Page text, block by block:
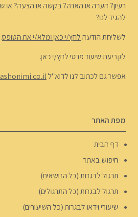
רעיון? הערה או הארה? בקשה או הצעה? או
להגיד לנו?
לשליחת הודעהלחץ/י כאן ומלא/י את הטופס.
לקביעת שיעור פרטילחץ/י כאן.
אפשר גם לכתוב לנו לדוא"ל
מפת האתר
דף הבית
חיפוש באתר
תרגול לבגרות (כל הנושאים)
תרגול לבגרות (כל התרגולים)
שיעורי וידאו לבגרות (כל השיעורים)